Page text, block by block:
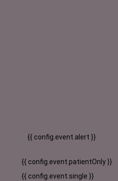
{{ config.event.alert }}
{{ config.event.patientOnly }}
{{ config.event.single }}